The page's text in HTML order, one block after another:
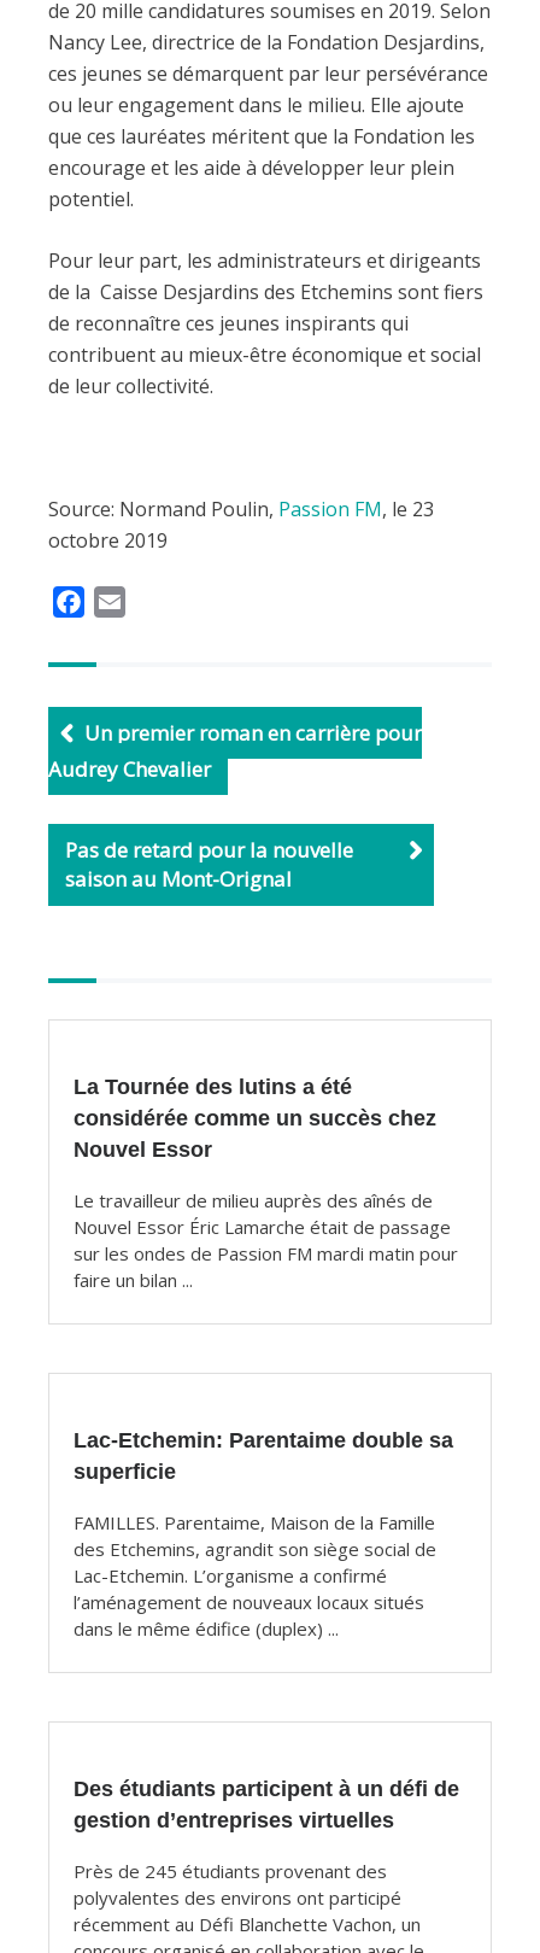
de 20 mille candidatures soumises en 2019. Selon
Nancy Lee, directrice de la Fondation Desjardins,
ces jeunes se démarquent par leur persévérance
ou leur engagement dans le milieu. Elle ajoute
que ces lauréates méritent que la Fondation les
encourage et les aide à développer leur plein
potentiel.
Pour leur part, les administrateurs et dirigeants
de la Caisse Desjardins des Etchemins sont fiers
de reconnaître ces jeunes inspirants qui
contribuent au mieux-être économique et social
de leur collectivité.
Source: Normand Poulin, Passion FM, le 23
octobre 2019
c
b
o
o
k
l
Un premier roman en carrière pour
Audrey Chevalier
Pas de retard pour la nouvelle
saison au Mont-Orignal
articles
La Tournée des lutins a été
considérée comme un succès chez
Nouvel Essor
Le travailleur de milieu auprès des aînés de
Nouvel Essor Éric Lamarche était de passage
sur les ondes de Passion FM mardi matin pour
faire un bilan ...
Lac-Etchemin: Parentaime double sa
superficie
FAMILLES. Parentaime, Maison de la Famille
des Etchemins, agrandit son siège social de
Lac-Etchemin. L’organisme a confirmé
l’aménagement de nouveaux locaux situés
dans le même édifice (duplex) ...
Des étudiants participent à un défi de
gestion d’entreprises virtuelles
Près de 245 étudiants provenant des
polyvalentes des environs ont participé
récemment au Défi Blanchette Vachon, un